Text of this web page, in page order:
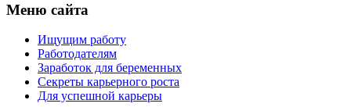
Меню сайта
Ищущим работу
Работодателям
Заработок для беременных
Секреты карьерного роста
Для успешной карьеры